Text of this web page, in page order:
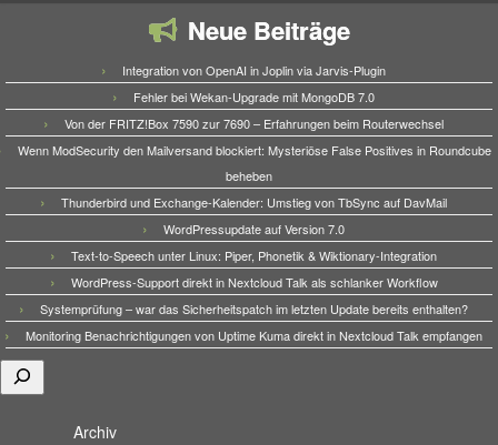
Neue Beiträge
Integration von OpenAI in Joplin via Jarvis-Plugin
Fehler bei Wekan-Upgrade mit MongoDB 7.0
Von der FRITZ!Box 7590 zur 7690 – Erfahrungen beim Routerwechsel
Wenn ModSecurity den Mailversand blockiert: Mysteriöse False Positives in Roundcube
beheben
Thunderbird und Exchange-Kalender: Umstieg von TbSync auf DavMail
WordPressupdate auf Version 7.0
Text-to-Speech unter Linux: Piper, Phonetik & Wiktionary-Integration
WordPress-Support direkt in Nextcloud Talk als schlanker Workflow
Systemprüfung – war das Sicherheitspatch im letzten Update bereits enthalten?
Monitoring Benachrichtigungen von Uptime Kuma direkt in Nextcloud Talk empfangen
Suchen
Archiv